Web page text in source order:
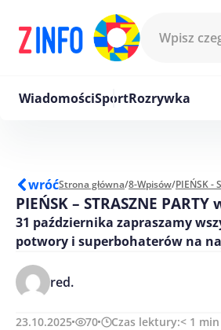
WiadomościSportRozrywka
wróćStrona główna/8-Wpisów/
PIEŃSK – STRASZNE
31 października zapraszamy
potwory i superbohaterów na
red.
23.10.2025 70 Czas lektury:< 1 min